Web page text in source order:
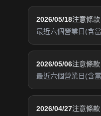
2026/05/18注意條
最近六個營業日(含
2026/05/06注意條
最近六個營業日(含
2026/04/27注意條